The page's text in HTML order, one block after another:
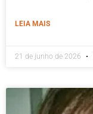
LEIA MAIS
21 de junho de 2026